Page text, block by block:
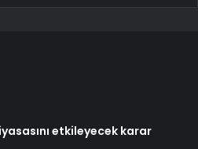
etkileyecek karar